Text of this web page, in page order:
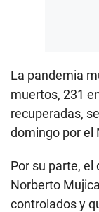
La pandemia
muertos, 231
recuperadas,
domingo por el
Por su parte, el
Norberto
controlados y